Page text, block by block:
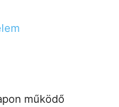
működő